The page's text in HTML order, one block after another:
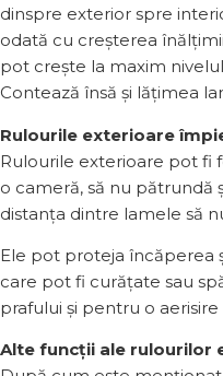
dinspre exterior spre
odată cu creșterea
pot crește la maxim
Contează însă și lățimea
Rulourile exterioare
Rulourile exterioare pot fi
o cameră, să nu pătrundă
distanța dintre lamele să
Ele pot proteja încăperea
care pot fi curățate sau
prafului și pentru o
Alte funcții ale rulourilor